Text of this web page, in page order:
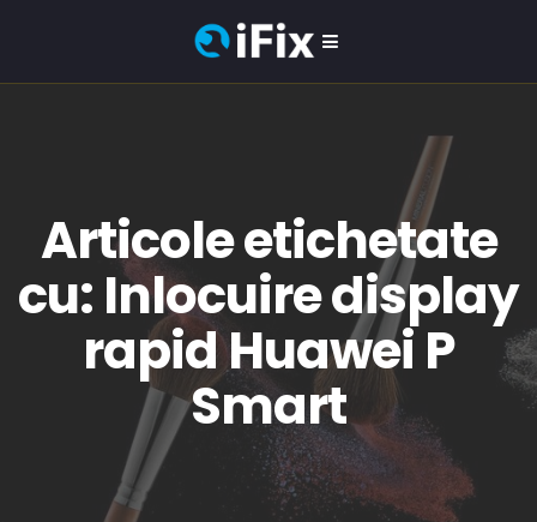
Articole etichetate
cu: Inlocuire display
rapid Huawei P
Smart